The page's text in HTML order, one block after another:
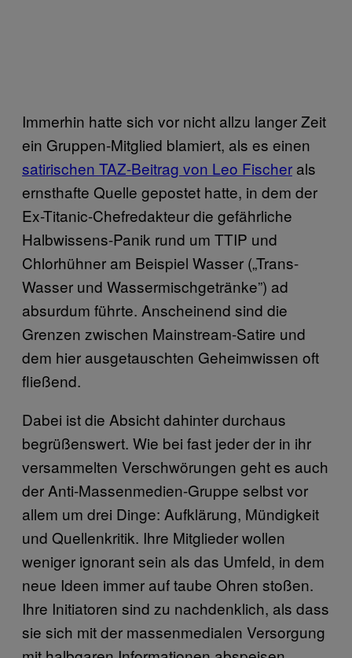
Immerhin hatte sich vor nicht allzu langer Zeit
ein Gruppen-Mitglied blamiert, als es einen
satirischen TAZ-Beitrag von Leo Fischer als
ernsthafte Quelle gepostet hatte, in dem der
Ex-Titanic-Chefredakteur die gefährliche
Halbwissens-Panik rund um TTIP und
Chlorhühner am Beispiel Wasser („Trans-
Wasser und Wassermischgetränke”) ad
absurdum führte. Anscheinend sind die
Grenzen zwischen Mainstream-Satire und
dem hier ausgetauschten Geheimwissen oft
fließend.
Dabei ist die Absicht dahinter durchaus
begrüßenswert. Wie bei fast jeder der in ihr
versammelten Verschwörungen geht es auch
der Anti-Massenmedien-Gruppe selbst vor
allem um drei Dinge: Aufklärung, Mündigkeit
und Quellenkritik. Ihre Mitglieder wollen
weniger ignorant sein als das Umfeld, in dem
neue Ideen immer auf taube Ohren stoßen.
Ihre Initiatoren sind zu nachdenklich, als dass
sie sich mit der massenmedialen Versorgung